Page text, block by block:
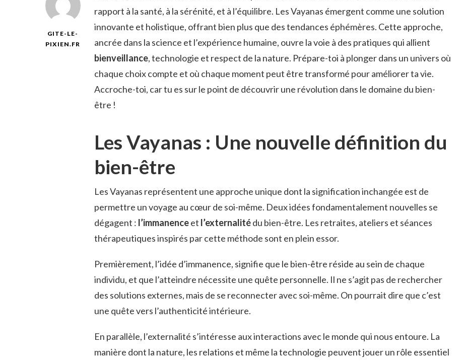
GITE-LE-
PIXIEN.FR
rapport à la santé, à la sérénité, et à l’équilibre. Les Vayanas émergent comme une solution
innovante et holistique, offrant bien plus que des tendances éphémères. Cette approche,
ancrée dans la science et l’expérience humaine, ouvre la voie à des pratiques qui allient
bienveillance, technologie et respect de la nature. Prépare-toi à plonger dans un univers où
chaque choix compte et où chaque moment peut être transformé pour améliorer ta vie.
Accroche-toi, car tu es sur le point de découvrir une révolution dans le domaine du bien-
être !
Les Vayanas : Une nouvelle définition du
bien-être
Les Vayanas représentent une approche unique dont la signification inchangée est de
permettre un voyage au cœur de soi-même. Deux idées fondamentalement nouvelles se
dégagent : l’immanenceet l’externalitédu bien-être. Les retraites, ateliers et séances
thérapeutiques inspirés par cette méthode sont en plein essor.
Premièrement, l’idée d’immanence, signifie que le bien-être réside au sein de chaque
individu, et que l’atteindre nécessite une quête personnelle. Il ne s’agit pas de rechercher
des solutions externes, mais de se reconnecter avec soi-même. On pourrait dire que c’est
une quête vers l’authenticité intérieure.
En parallèle, l’externalité s’intéresse aux interactions avec le monde qui nous entoure. La
manière dont la nature, les relations et même la technologie peuvent jouer un rôle essentiel